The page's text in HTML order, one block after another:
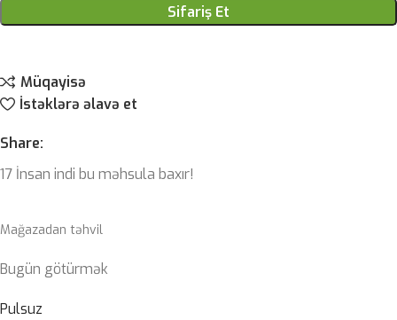
Sifariş Et
Müqayisə
İstəklərə əlavə et
Share:
17 İnsan indi bu məhsula baxır!
Mağazadan təhvil
Bugün götürmək
Pulsuz